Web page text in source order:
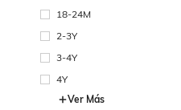
18-24M
2-3Y
3-4Y
4Y
Ver Más